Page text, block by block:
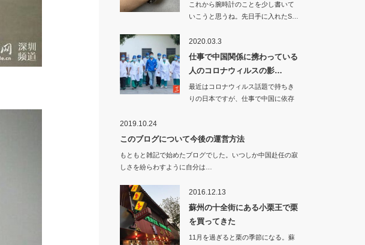
これから腕時計のことを少し書いて
いこうと思うね。先日手に入れたS…
2020.03.3
仕事で中国関係に携わっている
人のコロナウィルスの影…
最近はコロナウィルス話題で持ちき
りの日本ですが、仕事で中国に依存
2019.10.24
このブログについて今後の運営方法
もともと雑記で始めたブログでした。いつしか中国赴任の寂
しさを紛らわすように自分は…
2016.12.13
蘇州の十全街にある小栗王で栗
を買ってきた
11月を過ぎると栗の季節になる。蘇